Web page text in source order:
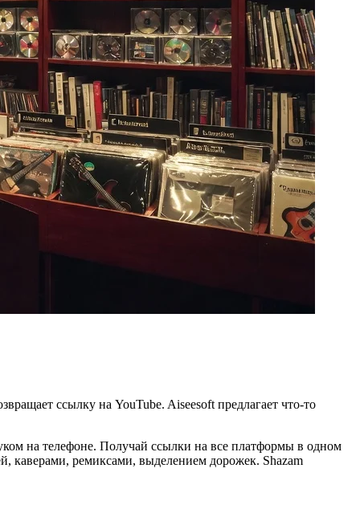
ссылку на YouTube. Aiseesoft предлагает что-то
на телефоне. Получай ссылки на все платформы в одном
каверами, ремиксами, выделением дорожек. Shazam